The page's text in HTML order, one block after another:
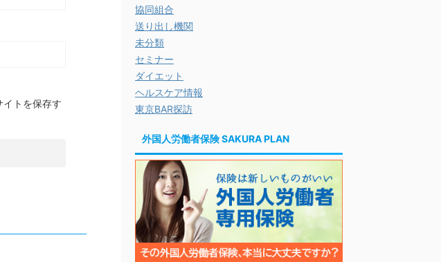
トを保存す
協同組合
送り出し機関
未分類
セミナー
ダイエット
ヘルスケア情報
東京BAR探訪
外国人労働者保険 SAKURA PLAN